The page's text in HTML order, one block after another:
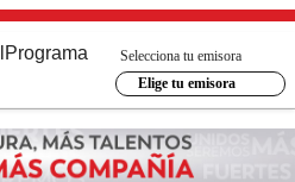
Programa
Selecciona tu emisora
Elige tu emisora